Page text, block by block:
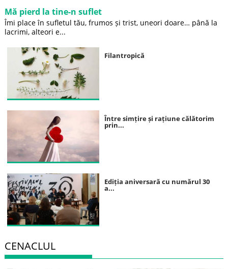
Mă pierd la tine-n suflet
Îmi place în sufletul tău, frumos și trist, uneori doare… până la
lacrimi, alteori e...
Filantropică
Între simțire și rațiune călătorim
prin...
Ediția aniversară cu numărul 30
a...
CENACLUL